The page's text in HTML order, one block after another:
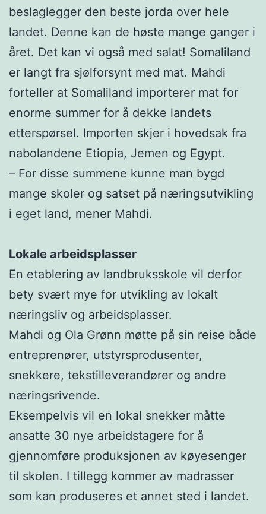
beslaglegger den beste jorda over hele
landet. Denne kan de høste mange ganger i
året. Det kan vi også med salat! Somaliland
er langt fra sjølforsynt med mat. Mahdi
forteller at Somaliland importerer mat for
enorme summer for å dekke landets
etterspørsel. Importen skjer i hovedsak fra
nabolandene Etiopia, Jemen og Egypt.
– For disse summene kunne man bygd
mange skoler og satset på næringsutvikling
i eget land, mener Mahdi.
Lokale arbeidsplasser
En etablering av landbruksskole vil derfor
bety svært mye for utvikling av lokalt
næringsliv og arbeidsplasser.
Mahdi og Ola Grønn møtte på sin reise både
entreprenører, utstyrsprodusenter,
snekkere, tekstilleverandører og andre
næringsrivende.
Eksempelvis vil en lokal snekker måtte
ansatte 30 nye arbeidstagere for å
gjennomføre produksjonen av køyesenger
til skolen. I tillegg kommer av madrasser
som kan produseres et annet sted i landet.